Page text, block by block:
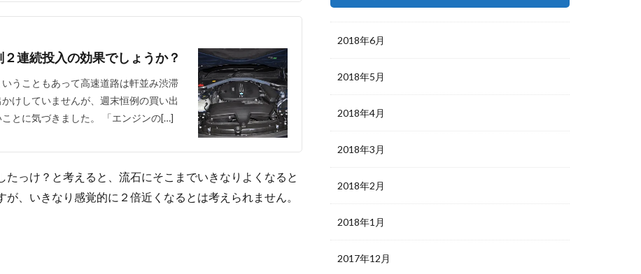
連続投入の効果でしょうか？
うこともあって高速道路は軒並み渋滞
けしていませんが、週末恒例の買い出
とに気づきました。 「エンジンの[…]
っけ？と考えると、流石にそこまでいきなりよくなると
、いきなり感覚的に２倍近くなるとは考えられません。
2018年6月
2018年5月
2018年4月
2018年3月
2018年2月
2018年1月
2017年12月